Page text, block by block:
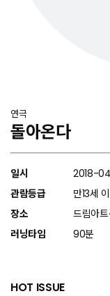
연극
돌아온다
일시
2018-
관람등급
만13세
장소
드림아
러닝타임
90분
HOT ISSUE